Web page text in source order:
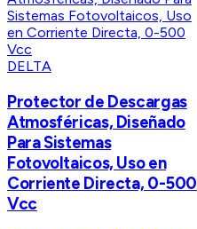
DELTA
Protector de Descargas
Atmosféricas, Diseñado
Para Sistemas
Fotovoltaicos, Uso en
Corriente Directa, 0-500
Vcc